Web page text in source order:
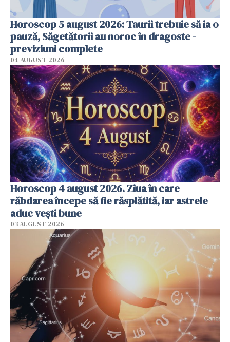
Horoscop 5 august 2026: Taurii trebuie să ia o
pauză, Săgetătorii au noroc în dragoste -
previziuni complete
04 AUGUST 2026
Horoscop 4 august 2026. Ziua în care
răbdarea începe să fie răsplătită, iar astrele
aduc vești bune
03 AUGUST 2026